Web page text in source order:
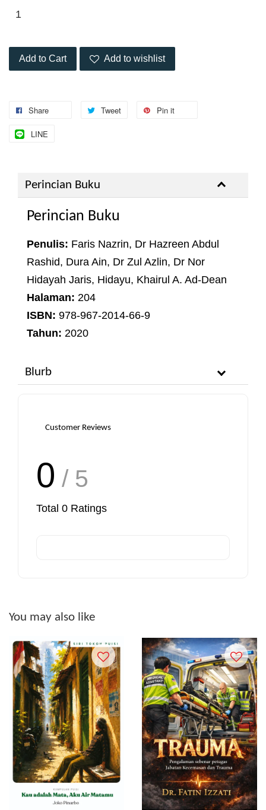
Add to Cart Add to wishlist
Share Tweet Pin it
LINE
Perincian Buku
Perincian Buku
Penulis: Faris Nazrin, Dr Hazreen Abdul
Rashid, Dura Ain, Dr Zul Azlin, Dr Nor
Hidayah Jaris, Hidayu, Khairul A. Ad-Dean
Halaman: 204
ISBN: 978-967-2014-66-9
Tahun: 2020
Blurb
Customer Reviews
0 / 5
Total 0 Ratings
You may also like